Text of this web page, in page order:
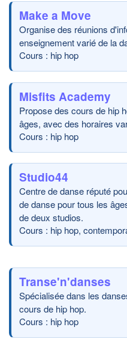
Make a Move
Organise des réunions
enseignement varié de la
Cours : hip hop
Misfits Academy
Propose des cours de hip
âges, avec des horaires
Cours : hip hop
Studio44
Centre de danse réputé
de danse pour tous les
de deux studios.
Cours : hip hop,
Transe'n'danses
Spécialisée dans les
cours de hip hop.
Cours : hip hop